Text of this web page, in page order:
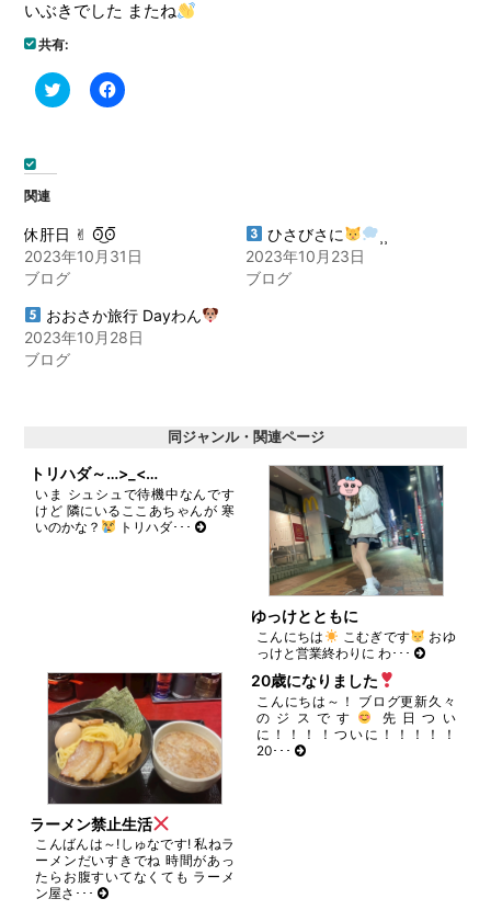
いぶきでした またね
共有:
ク
リ
(新
し
い
ウ
ィ
ド
ウ
で
開
Facebook
で
し
さ
い
(新
開
き
ま
す)
関連
休肝日 ✌︎ ʘ̅͜ʘ̅
2023年10月31日
ブログ
ひさびさに
2023年10月23日
ブログ
おおさか旅行 Dayわん
2023年10月28日
ブログ
同ジャンル・関連ページ
トリハダ～…>_<…
いま シュシュで待機中なんです
けど 隣にいるここあちゃんが 寒
いのかな？
トリハダ･･･
ゆっけとともに
こんにちは こむぎです
おゆ
っけと営業終わりに わ･･･
ラーメン禁止生活
こんばんは～!しゅなです! 私ねラ
ーメンだいすきでね 時間があっ
たらお腹すいてなくても ラーメ
ン屋さ･･･
20歳になりました
こんにちは～！ ブログ更新久々
のジスです
先日つい
に！！！！ついに！！！！！
20･･･